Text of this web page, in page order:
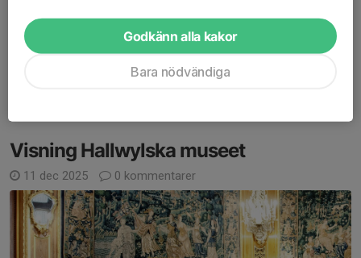
24 apr, 11:35
0 kommentarer
Alla medlemmar är kallade till årsstämma enligt separat
Visning Hallwylska museet
11 dec 2025 0 kommentarer
Godkänn alla kakor
Bara nödvändiga